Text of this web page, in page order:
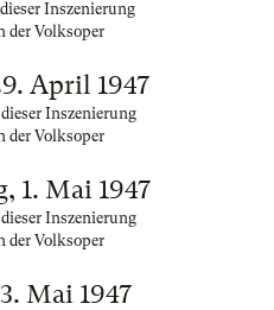
Inszenierung
der Volksoper
April 1947
Inszenierung
der Volksoper
1. Mai 1947
Inszenierung
der Volksoper
Mai 1947